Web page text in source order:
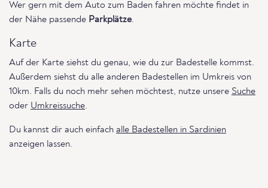
Wer gern mit dem Auto zum Baden fahren möchte findet in
der Nähe passende Parkplätze.
Karte
Auf der Karte siehst du genau, wie du zur Badestelle kommst.
Außerdem siehst du alle anderen Badestellen im Umkreis von
10km. Falls du noch mehr sehen möchtest, nutze unsere Suche
oder Umkreissuche.
Du kannst dir auch einfach alle Badestellen in Sardinien
anzeigen lassen.